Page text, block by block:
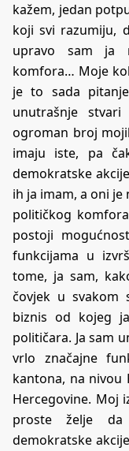
kažem, jedan
koji svi razumiju,
upravo sam ja
komfora… Moje
je to sada
unutrašnje
ogroman broj
imaju iste, pa
demokratske
ih ja imam, a oni
političkog
postoji
funkcijama u
tome, ja sam,
čovjek u svakom
biznis od kojeg
političara. Ja sam
vrlo značajne
kantona, na nivou
Hercegovine. Moj
proste želje
demokratske